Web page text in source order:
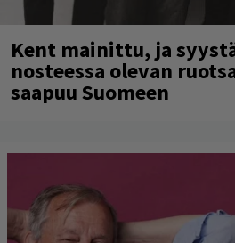
Kent mainittu, ja
nosteessa olevan
saapuu Suomeen